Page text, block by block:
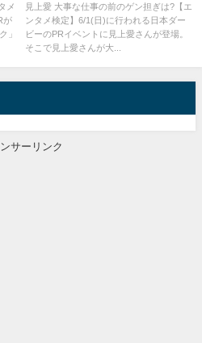
メ
が
」
見上愛 大事な仕事の前のゲン担ぎは?【エ
ンタメ検定】6/1(日)に行われる日本ダー
ビーのPRイベントに見上愛さんが登場。
そこで見上愛さんが大...
サーリンク